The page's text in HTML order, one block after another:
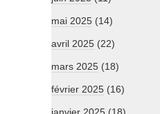
mai 2025 (14)
avril 2025 (22)
mars 2025 (18)
février 2025 (16)
janvier 2025 (18)